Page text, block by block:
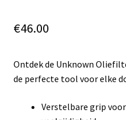
€46.00
Ontdek de Unknown
de perfecte tool voor elke
Verstelbare grip